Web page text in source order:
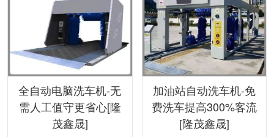
全自动电脑洗车机-无
需人工值守更省心[隆
茂鑫晟]
加油站自动洗车机-免
费洗车提高300%客流
[隆茂鑫晟]